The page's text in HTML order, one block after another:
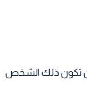
تكون ذلك الشخص